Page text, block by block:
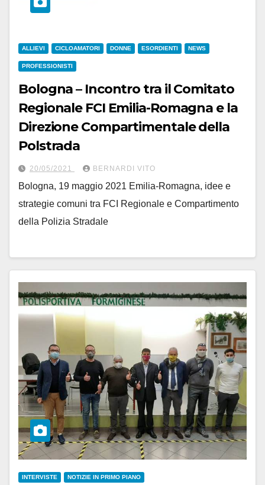
ALLIEVI CICLOAMATORI DONNE ESORDIENTI NEWS
PROFESSIONISTI
Bologna – Incontro tra il Comitato
Regionale FCI Emilia-Romagna e la
Direzione Compartimentale della
Polstrada
20/05/2021 BERNARDI VITO
Bologna, 19 maggio 2021 Emilia-Romagna, idee e
strategie comuni tra FCI Regionale e Compartimento
della Polizia Stradale
INTERVISTE NOTIZIE IN PRIMO PIANO